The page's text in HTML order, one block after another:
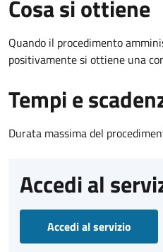
Cosa si ottiene
Quando il procedimento
positivamente si ottiene una
Tempi e
Durata massima del
Accedi al
Accedi al servizio